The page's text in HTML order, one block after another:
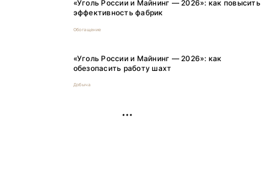
«Уголь России и Майнинг — 2026»: как повысить
эффективность фабрик
Обогащение
«Уголь России и Майнинг — 2026»: как
обезопасить работу шахт
Добыча